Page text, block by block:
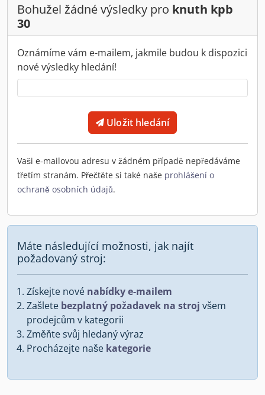
Bohužel žádné výsledky pro knuth kpb
30
Oznámíme vám e-mailem, jakmile budou k dispozici
nové výsledky hledání!
Uložit hledání
Vaši e-mailovou adresu v žádném případě nepředáváme
třetím stranám. Přečtěte si také naše prohlášení o
ochraně osobních údajů.
Máte následující možnosti, jak najít
požadovaný stroj:
Získejte nové nabídky e-mailem
Zašlete bezplatný požadavek na stroj všem
prodejcům v kategorii
Změňte svůj hledaný výraz
Procházejte naše kategorie